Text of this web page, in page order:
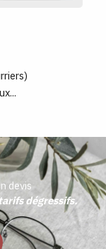
devis
dégressifs.